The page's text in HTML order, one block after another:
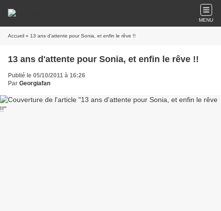
MENU
Accueil » 13 ans d'attente pour Sonia, et enfin le rêve !!
13 ans d'attente pour Sonia, et enfin le rêve !!
Publié le 05/10/2011 à 16:26
Par Georgiafan